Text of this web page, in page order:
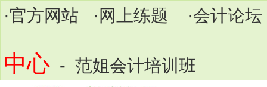
·官方网站 ·网上练题 ·会计论坛
中心 - 范姐会计培训班